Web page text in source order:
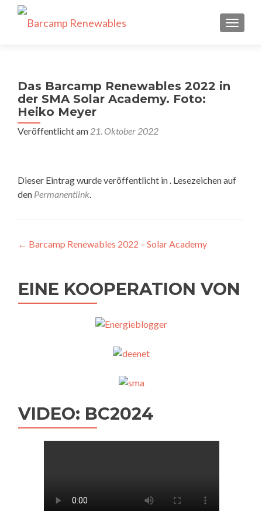
Das Barcamp Renewables 2022 in
der SMA Solar Academy. Foto:
Heiko Meyer
Veröffentlicht am 21. Oktober 2022
Dieser Eintrag wurde veröffentlicht in . Lesezeichen auf
den Permanentlink.
Beitragsnavigation
← Barcamp Renewables 2022 – Solar Academy
EINE KOOPERATION VON
VIDEO: BC2024